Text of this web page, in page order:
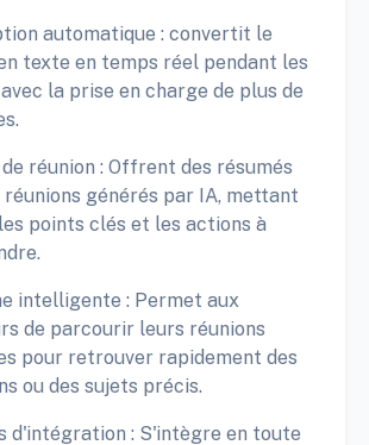
automatique : convertit le
texte en temps réel pendant les
la prise en charge de plus de
de réunion : Offrent des résumés
réunions générés par IA, mettant
points clés et les actions à
intelligente : Permet aux
de parcourir leurs réunions
pour retrouver rapidement des
ou des sujets précis.
d'intégration : S'intègre en toute